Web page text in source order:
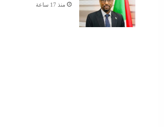
منذ 17 ساعة